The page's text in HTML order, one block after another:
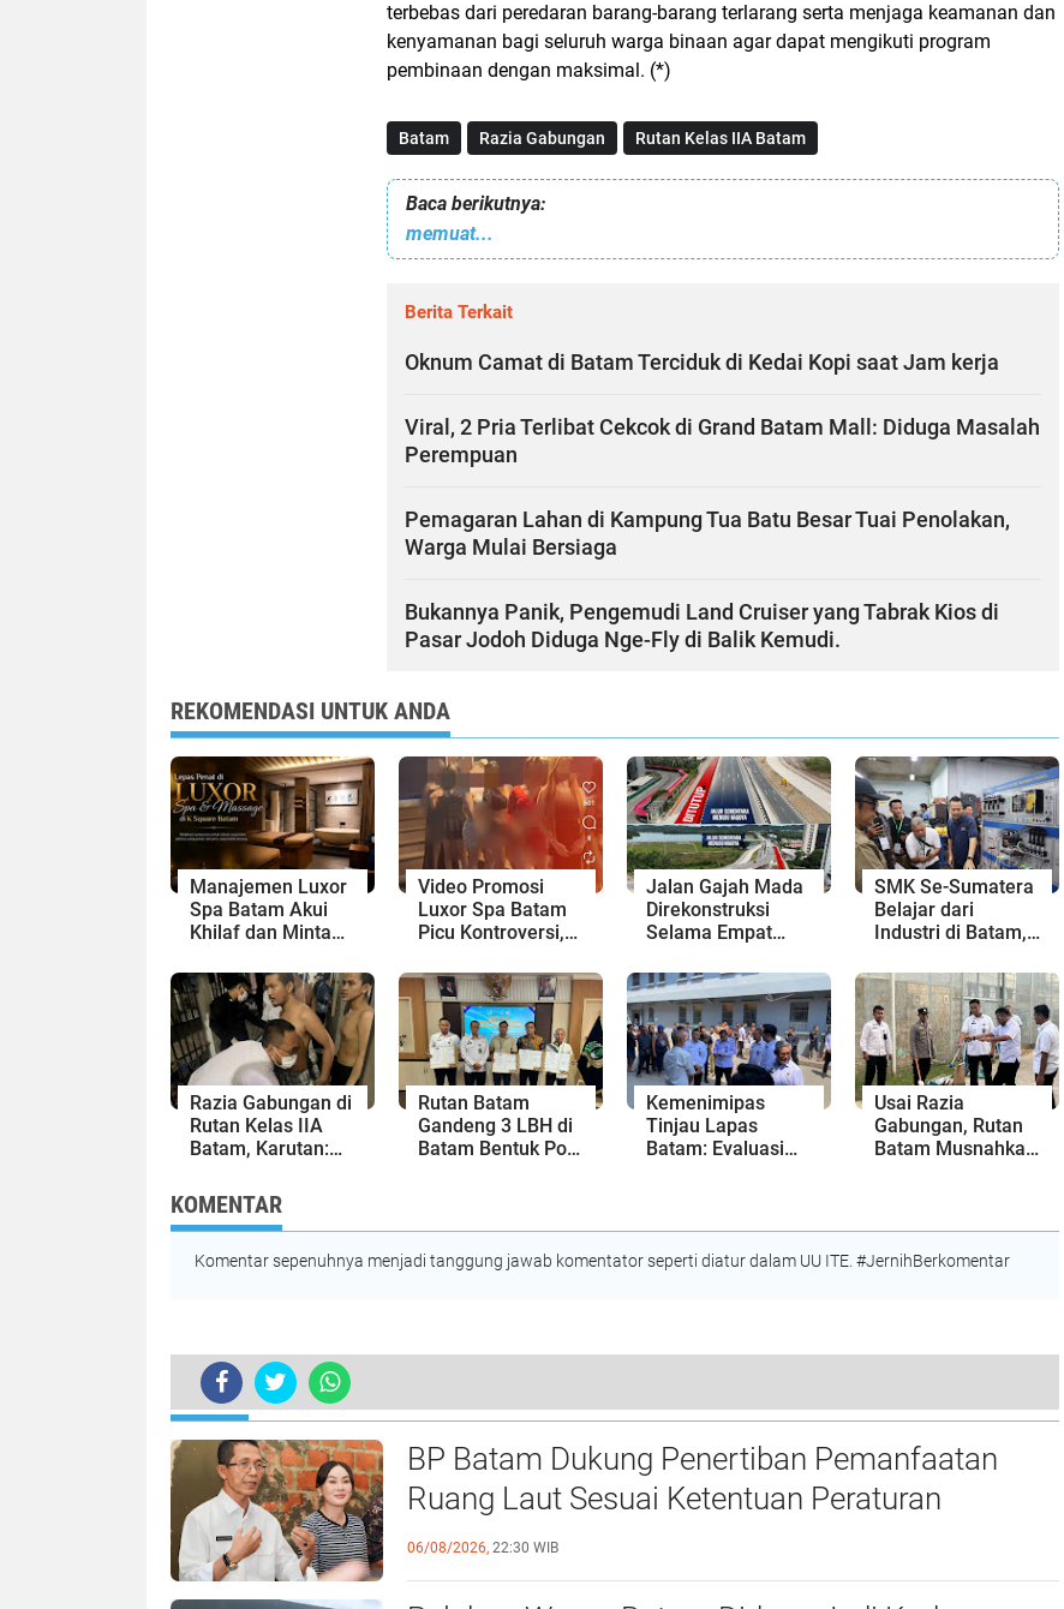
terbebas dari peredaran barang-barang terlarang serta menjaga keamanan dan
kenyamanan bagi seluruh warga binaan agar dapat mengikuti program
pembinaan dengan maksimal. (*)
Batam Razia Gabungan Rutan Kelas IIA Batam
Baca berikutnya:
memuat...
Berita Terkait
Oknum Camat di Batam Terciduk di Kedai Kopi saat Jam kerja
Viral, 2 Pria Terlibat Cekcok di Grand Batam Mall: Diduga Masalah
Perempuan
Pemagaran Lahan di Kampung Tua Batu Besar Tuai Penolakan,
Warga Mulai Bersiaga
Bukannya Panik, Pengemudi Land Cruiser yang Tabrak Kios di
Pasar Jodoh Diduga Nge-Fly di Balik Kemudi.
REKOMENDASI UNTUK ANDA
Manajemen Luxor
Spa Batam Akui
Khilaf dan Minta
Langsung Di-
Takedown
Video Promosi
Luxor Spa Batam
Picu Kontroversi,
Sensual
Jalan Gajah Mada
Direkonstruksi
Selama Empat
Rekayasa Lalu
Lintasnya
SMK Se-Sumatera
Belajar dari
Industri di Batam,
Siap Kerja Era
Digital
Razia Gabungan di
Rutan Kelas IIA
Batam, Karutan:
Keamanan dan
Ketertiban
Rutan Batam
Gandeng 3 LBH di
Batam Bentuk Pos
Kemenimipas
Tinjau Lapas
Batam: Evaluasi
Kemandirian
Usai Razia
Gabungan, Rutan
Batam Musnahkan
KOMENTAR
Komentar sepenuhnya menjadi tanggung jawab komentator seperti diatur dalam UU ITE. #JernihBerkomentar
Rutan Batam Razia Gabungan Bersama APH, Cegah Peredaran Narkoba dan Penggunaan Handphone
TERKINI
BP Batam Dukung Penertiban Pemanfaatan
Ruang Laut Sesuai Ketentuan Peraturan
Perundang-undangan
06/08/2026, 22:30 WIB